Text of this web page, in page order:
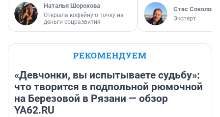
Наталья Шорохова
Открыла кофейную точку на
деньги соцразвития
Стас Соколов
Эксперт
РЕКОМЕНДУЕМ
«Девчонки, вы испытываете судьбу»:
что творится в подпольной рюмочной
на Березовой в Рязани — обзор
YA62.RU